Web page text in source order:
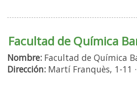
Facultad de Química
Nombre: Facultad de Química
Dirección: Martí Franquès, 1-11 ·